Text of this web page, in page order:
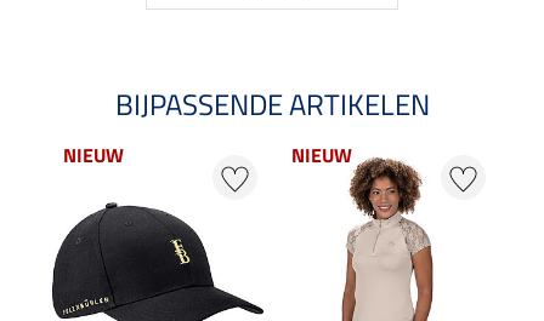
BIJPASSENDE ARTIKELEN
NIEUW NIEUW